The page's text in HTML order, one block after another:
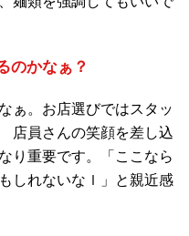
のかなぁ？
ぁ。お店選びではスタッ
店員さんの笑顔を差し込
り重要です。「ここなら
しれないなｌ」と親近感